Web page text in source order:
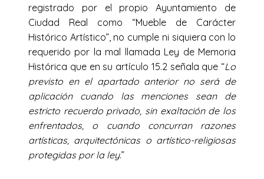
registrado por el propio Ayuntamiento de
Ciudad Real como “Mueble de Carácter
Histórico Artístico”, no cumple ni siquiera con lo
requerido por la mal llamada Ley de Memoria
Histórica que en su artículo 15.2 señala que “Lo
previsto en el apartado anterior no será de
aplicación cuando las menciones sean de
estricto recuerdo privado, sin exaltación de los
enfrentados, o cuando concurran razones
artísticas, arquitectónicas o artístico-religiosas
protegidas por la ley.”